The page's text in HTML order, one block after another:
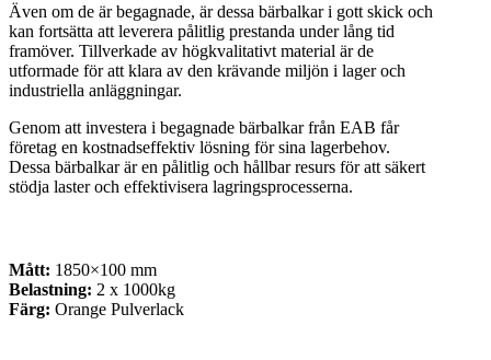
Även om de är begagnade, är dessa bärbalkar i gott skick och
kan fortsätta att leverera pålitlig prestanda under lång tid
framöver. Tillverkade av högkvalitativt material är de
utformade för att klara av den krävande miljön i lager och
industriella anläggningar.
Genom att investera i begagnade bärbalkar från EAB får
företag en kostnadseffektiv lösning för sina lagerbehov.
Dessa bärbalkar är en pålitlig och hållbar resurs för att säkert
stödja laster och effektivisera lagringsprocesserna.
Mått: 1850×100 mm
Belastning: 2 x 1000kg
Färg: Orange Pulverlack